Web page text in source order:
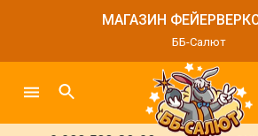
МАГАЗИН
ББ-Салют